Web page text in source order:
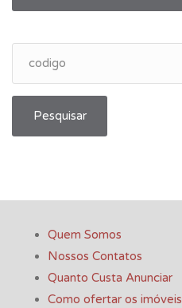
Pesquisar
Quem Somos
Nossos Contatos
Quanto Custa Anunciar
Como ofertar os imóveis